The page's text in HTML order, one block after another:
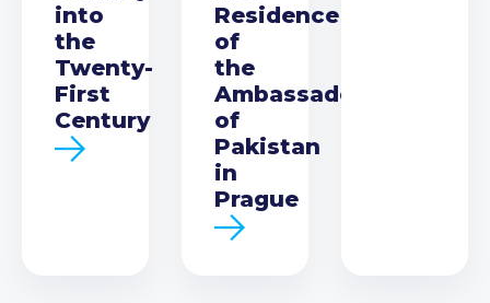
into
the
Twenty-
First
Century
Residence
of
the
Ambassador
of
Pakistan
in
Prague